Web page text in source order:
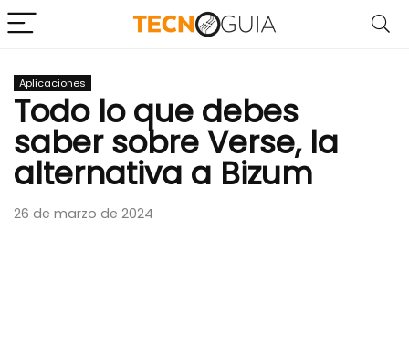
Aplicaciones
Todo lo que debes
saber sobre Verse, la
alternativa a Bizum
26 de marzo de 2024